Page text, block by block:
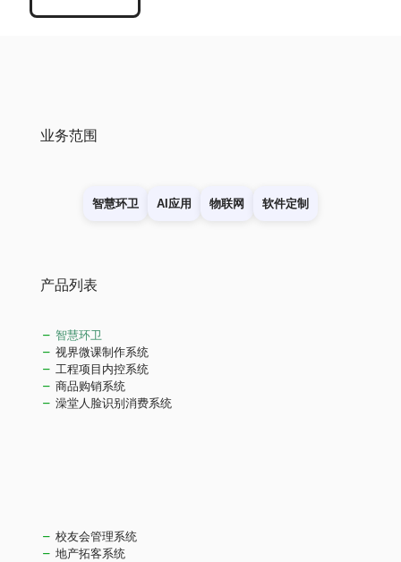
业务范围
智慧环卫 AI应用 物联网 软件定制
产品列表
智慧环卫
视界微课制作系统
工程项目内控系统
商品购销系统
澡堂人脸识别消费系统
校友会管理系统
地产拓客系统